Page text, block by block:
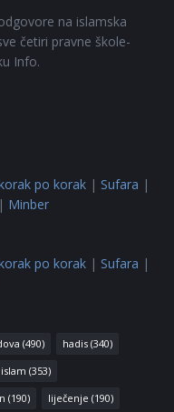
na islamska
četiri pravne škole-
Info.
po korak | Sufara |
| Minber
po korak | Sufara |
(490) hadis (340)
islam (353)
(190) liječenje (190)